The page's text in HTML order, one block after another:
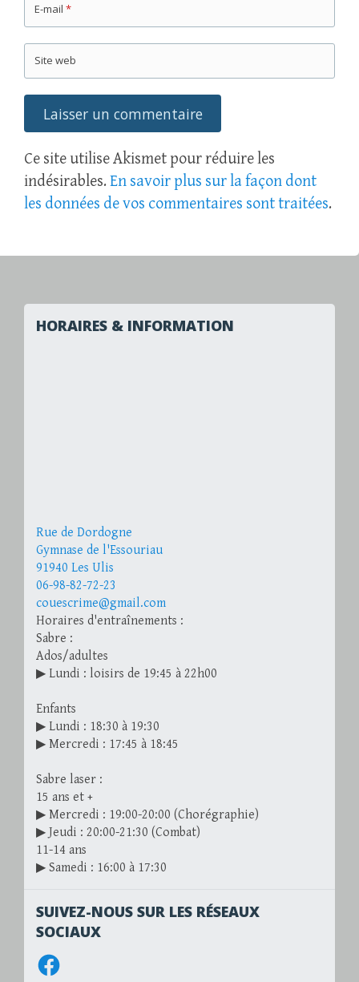
E-mail *
Site web
Ce site utilise Akismet pour réduire les
indésirables. En savoir plus sur la façon dont
les données de vos commentaires sont traitées.
HORAIRES & INFORMATION
Rue de Dordogne
Gymnase de l'Essouriau
91940 Les Ulis
06-98-82-72-23
couescrime@gmail.com
Horaires d'entraînements :
Sabre :
Ados/adultes
▶ Lundi : loisirs de 19:45 à 22h00
Enfants
▶ Lundi : 18:30 à 19:30
▶ Mercredi : 17:45 à 18:45
Sabre laser :
15 ans et +
▶ Mercredi : 19:00-20:00 (Chorégraphie)
▶ Jeudi : 20:00-21:30 (Combat)
11-14 ans
▶ Samedi : 16:00 à 17:30
SUIVEZ-NOUS SUR LES RÉSEAUX
SOCIAUX
Facebook